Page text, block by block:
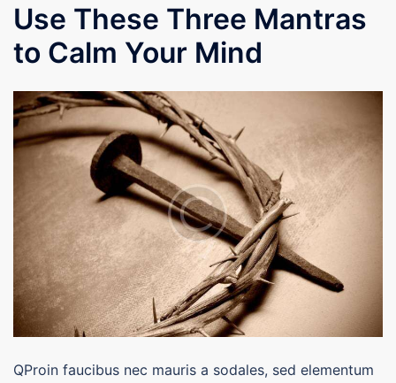
Use These Three Mantras
to Calm Your Mind
QProin faucibus nec mauris a sodales, sed elementum